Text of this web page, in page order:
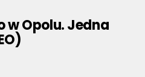
w Opolu. Jedna